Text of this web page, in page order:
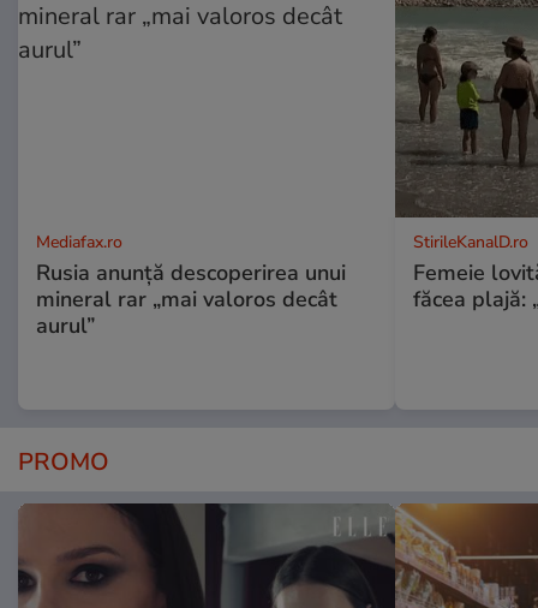
Mediafax.ro
Rusia anunță descoperirea unui
mineral rar „mai valoros decât
aurul”
StirileKanalD.ro
Femeie
făcea plajă:
PROMO